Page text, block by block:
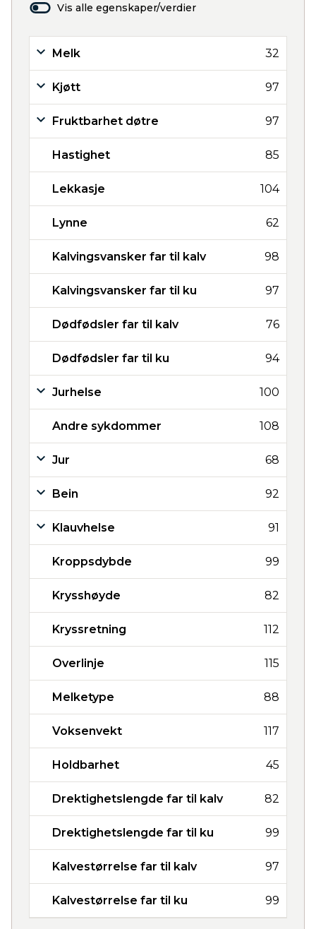
Vis alle egenskaper/verdier
Melk 32
Kjøtt 97
Fruktbarhet døtre 97
Hastighet 85
Lekkasje 104
Lynne 62
Kalvingsvansker far til kalv 98
Kalvingsvansker far til ku 97
Dødfødsler far til kalv 76
Dødfødsler far til ku 94
Jurhelse 100
Andre sykdommer 108
Jur 68
Bein 92
Klauvhelse 91
Kroppsdybde 99
Krysshøyde 82
Kryssretning 112
Overlinje 115
Melketype 88
Voksenvekt 117
Holdbarhet 45
Drektighetslengde far til kalv 82
Drektighetslengde far til ku 99
Kalvestørrelse far til kalv 97
Kalvestørrelse far til ku 99